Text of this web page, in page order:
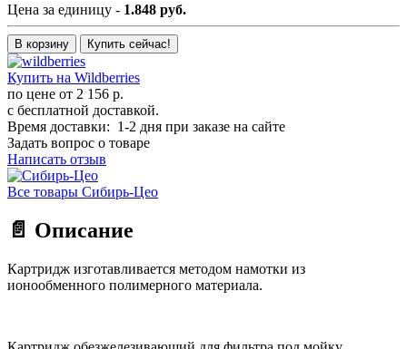
Цена за единицу - 1.848 руб.
В корзину Купить сейчас!
Купить на Wildberries
по цене от 2 156 р.
с бесплатной доставкой.
Время доставки: 1-2 дня при заказе на сайте
Задать вопрос о товаре
Написать отзыв
Все товары Сибирь-Цео
📄 Описание
Картридж изготавливается методом намотки из
ионообменного полимерного материала.